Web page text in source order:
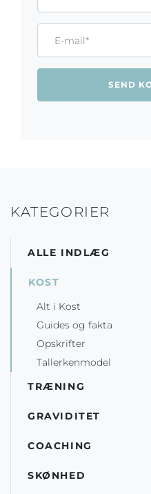
KATEGORIER
ALLE INDLÆG
KOST
Alt i Kost
Guides og fakta
Opskrifter
Tallerkenmodel
TRÆNING
GRAVIDITET
COACHING
SKØNHED